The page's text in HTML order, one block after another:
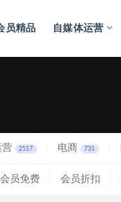
员精品 自媒体运营
营 2517 电商 731
会员免费 会员折扣